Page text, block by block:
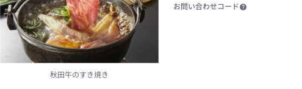
秋田牛のすき焼き
お問い合わせコード